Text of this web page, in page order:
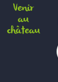
Venir
au
château